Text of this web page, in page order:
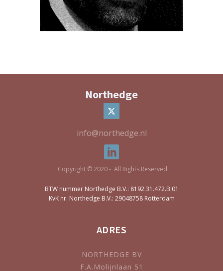
Northedge
info@northedge.nl
Copyright © 2020 - All Rights Reserved
BTW nummer Northedge B.V.: 8192.31.472.B.01
KvK nr. Northedge B.V.: 29048758 Rotterdam
ADRES
NORTHEDGE BV
F.A.Molijnlaan 51